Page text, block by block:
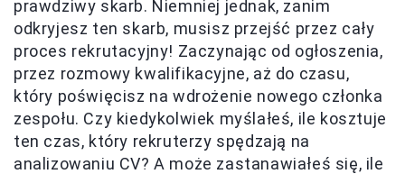
prawdziwy skarb. Niemniej jednak, zanim
odkryjesz ten skarb, musisz przejść przez cały
proces rekrutacyjny! Zaczynając od ogłoszenia,
przez rozmowy kwalifikacyjne, aż do czasu,
który poświęcisz na wdrożenie nowego członka
zespołu. Czy kiedykolwiek myślałeś, ile kosztuje
ten czas, który rekruterzy spędzają na
analizowaniu CV? A może zastanawiałeś się, ile